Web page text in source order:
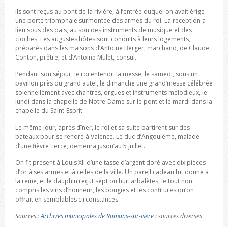
Ils sont reçus au pont de la rivière, à l’entrée duquel on avait érigé
une porte triomphale surmontée des armes du roi. La réception a
lieu sous des dais, au son des instruments de musique et des
cloches. Les augustes hôtes sont conduits à leurs logements,
préparés dans les maisons d’Antoine Berger, marchand, de Claude
Conton, prêtre, et d’Antoine Mulet, consul.
Pendant son séjour, le roi entendit la messe, le samedi, sous un
pavillon près du grand autel, le dimanche une grand’messe célébrée
solennellement avec chantres, orgues et instruments mélodieux, le
lundi dans la chapelle de Notre-Dame sur le pont et le mardi dans la
chapelle du Saint-Esprit.
Le même jour, après dîner, le roi et sa suite partirent sur des
bateaux pour se rendre à Valence. Le duc d’Angoulême, malade
d’une fièvre tierce, demeura jusqu’au 5 juillet.
On fit présent à Louis XII d’une tasse d’argent doré avec dix pièces
d’or à ses armes et à celles de la ville. Un pareil cadeau fut donné à
la reine, et le dauphin reçut sept ou huit arbalètes, le tout non
compris les vins d’honneur, les bougies et les confitures qu’on
offrait en semblables circonstances.
Sources :Archives municipales de Romans-sur-Isère: sources diverses